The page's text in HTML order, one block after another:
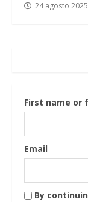
24 agosto 2025
First name or
Email
By